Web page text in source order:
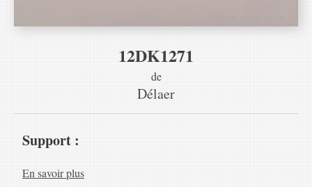
12DK1271
de
Délaer
Support :
En savoir plus